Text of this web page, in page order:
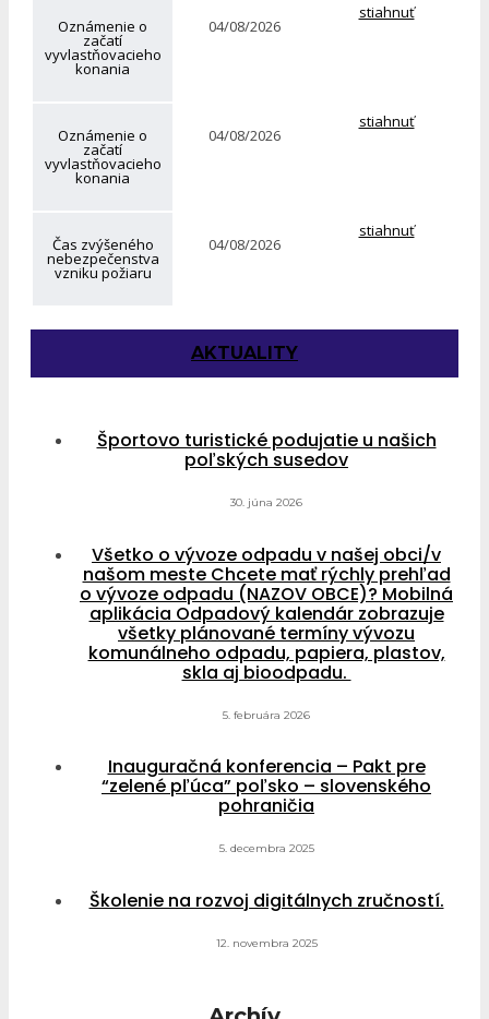
Oznámenie o
začatí
vyvlastňovacieho
konania
04/08/2026
stiahnuť
Oznámenie o
začatí
vyvlastňovacieho
konania
04/08/2026
stiahnuť
Čas zvýšeného
nebezpečenstva
vzniku požiaru
04/08/2026
stiahnuť
AKTUALITY
Športovo turistické podujatie u našich
poľských susedov
30. júna 2026
Všetko o vývoze odpadu v našej obci/v
našom meste Chcete mať rýchly prehľad
o vývoze odpadu (NAZOV OBCE)? Mobilná
aplikácia Odpadový kalendár zobrazuje
všetky plánované termíny vývozu
komunálneho odpadu, papiera, plastov,
skla aj bioodpadu.
5. februára 2026
Inauguračná konferencia – Pakt pre
“zelené pľúca” poľsko – slovenského
pohraničia
5. decembra 2025
Školenie na rozvoj digitálnych zručností.
12. novembra 2025